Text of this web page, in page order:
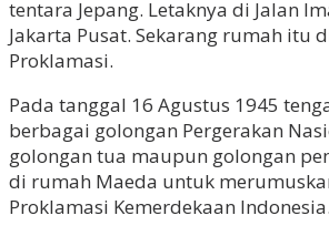
tentara Jepang. Letaknya di Jalan
Jakarta Pusat. Sekarang rumah itu
Proklamasi.
Pada tanggal 16 Agustus 1945
berbagai golongan Pergerakan
golongan tua maupun golongan
di rumah Maeda untuk
Proklamasi Kemerdekaan Indonesia.